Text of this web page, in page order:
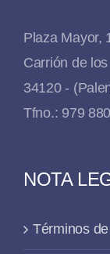
Plaza Mayor,
Carrión de
34120 -
Tfno.: 979
NOTA
Términos